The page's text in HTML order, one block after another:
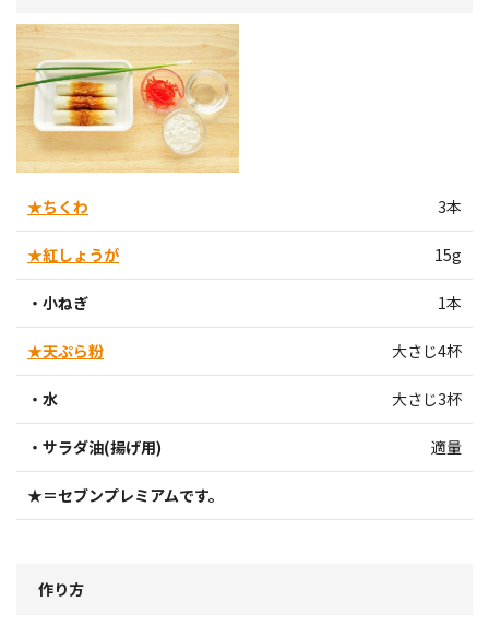
★ちくわ 3本
★紅しょうが 15g
・小ねぎ 1本
★天ぷら粉 大さじ4杯
・水 大さじ3杯
・サラダ油(揚げ用) 適量
★＝セブンプレミアムです。
作り方